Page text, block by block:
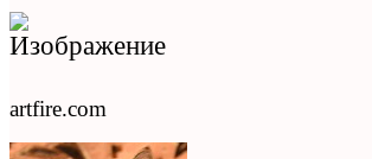
artfire.com